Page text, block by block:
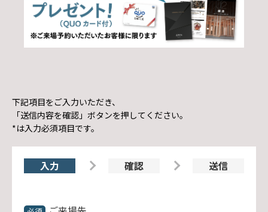
下記項目をご入力いただき、
「送信内容を確認」ボタンを押してください。
*は入力必須項目です。
入力 確認 送信